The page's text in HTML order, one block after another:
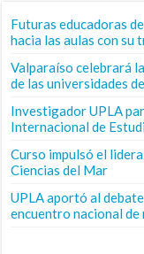
Futuras educadoras
hacia las aulas con
Valparaíso celebrará
de las universidades
Investigador UPLA
Internacional de
Curso impulsó el
Ciencias del Mar
UPLA aportó al
encuentro nacional de